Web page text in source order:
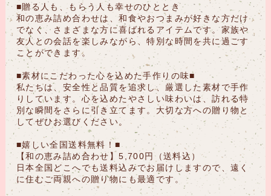
■贈る人も、もらう人も幸せのひととき
和の恵み詰め合わせは、和食やおつまみが好きな方だけ
でなく、さまざまな方に喜ばれるアイテムです。家族や
友人との会話を楽しみながら、特別な時間を共に過ごす
ことができます。
■素材にこだわった心を込めた手作りの味■
私たちは、安全性と品質を追求し、厳選した素材で手作
りしています。心を込めたやさしい味わいは、訪れる特
別な瞬間をさらに引き立てます。大切な方への贈り物と
してぜひお選びください。
■嬉しい全国送料無料！■
【和の恵み詰め合わせ】5,700円（送料込）
日本全国どこへでも送料込みでお届けしますので、遠く
に住むご両親への贈り物にも最適です。